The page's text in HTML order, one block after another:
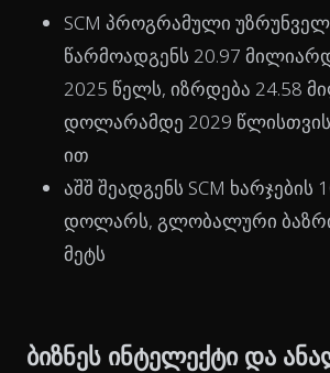
SCM პროგრამული
წარმოადგენს 20.97
2025 წელს, იზრდება 24.58
დოლარამდე 2029 წლისთვის
ით
აშშ შეადგენს SCM
დოლარს, გლობალური
მეტს
ბიზნეს ინტელექტი და